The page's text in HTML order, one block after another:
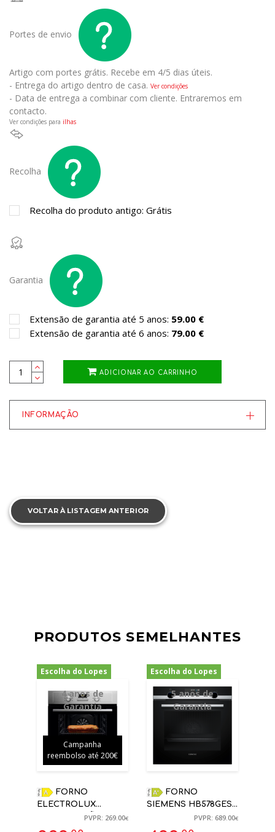
Portes de envio
Artigo com portes grátis. Recebe em 4/5 dias úteis.
- Entrega do artigo dentro de casa. Ver condições
- Data de entrega a combinar com cliente. Entraremos em
contacto.
Ver condições para ilhas
Recolha
Recolha do produto antigo: Grátis
Garantia
Extensão de garantia até 5 anos: 59.00 €
Extensão de garantia até 6 anos: 79.00 €
ADICIONAR AO CARRINHO
INFORMAÇÃO
VOLTAR À LISTAGEM ANTERIOR
PRODUTOS SEMELHANTES
Escolha do Lopes
4 anos de
Garantia
-11%
Campanha
reembolso até 200€
ELECTROLUX
MULTIFUNÇÕES
EOH3H00BX 65L
PVPR: 269.00€
Escolha do Lopes
5 anos de
Garantia
-28%
SIEMENS HB578GES3
VIDRO PRETO
PIROLITICO +
PVPR: 689.00€